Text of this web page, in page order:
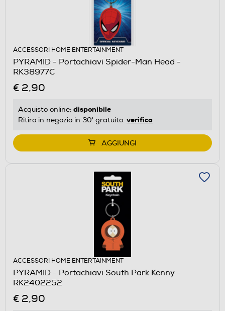
ACCESSORI HOME ENTERTAINMENT
PYRAMID - Portachiavi Spider-Man Head -
RK38977C
€ 2,90
Acquisto online: disponibile
Ritiro in negozio in 30' gratuito: verifica
AGGIUNGI
ACCESSORI HOME ENTERTAINMENT
PYRAMID - Portachiavi South Park Kenny -
RK2402252
€ 2,90